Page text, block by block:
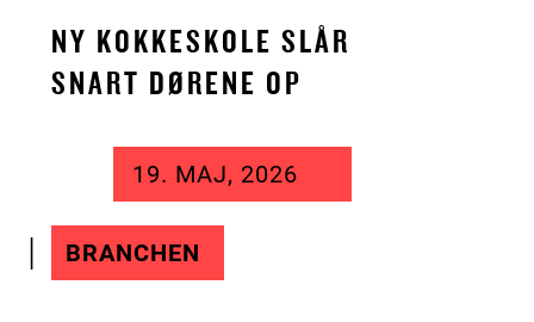
NY KOKKESKOLE SLÅR
SNART DØRENE OP
19. MAJ, 2026
BRANCHEN